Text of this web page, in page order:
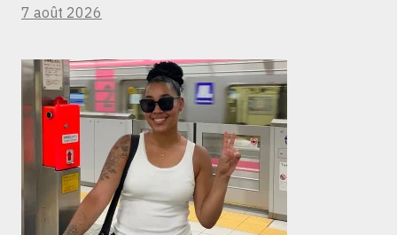
7 août 2026